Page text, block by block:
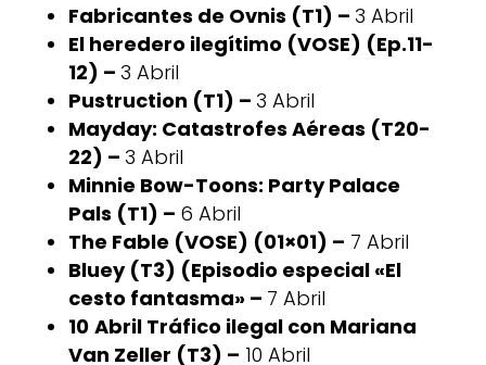
Fabricantes de Ovnis (T1) – 3 Abril
El heredero ilegítimo (VOSE) (Ep.11-
12) – 3 Abril
Pustruction (T1) – 3 Abril
Mayday: Catastrofes Aéreas (T20-
22) – 3 Abril
Minnie Bow-Toons: Party Palace
Pals (T1) – 6 Abril
The Fable (VOSE) (01×01) – 7 Abril
Bluey (T3) (Episodio especial «El
cesto fantasma» – 7 Abril
10 Abril Tráfico ilegal con Mariana
Van Zeller (T3) – 10 Abril